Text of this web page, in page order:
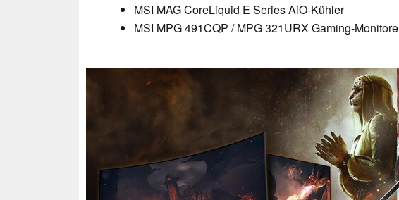
MSI MAG CoreLiquid E Series AiO-Kühler
MSI MPG 491CQP / MPG 321URX Gaming-Monitore